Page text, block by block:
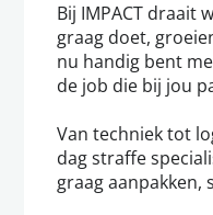
Bij IMPACT draait
graag doet,
nu handig bent
de job die bij jou
Van techniek tot
dag straffe
graag aanpakken,